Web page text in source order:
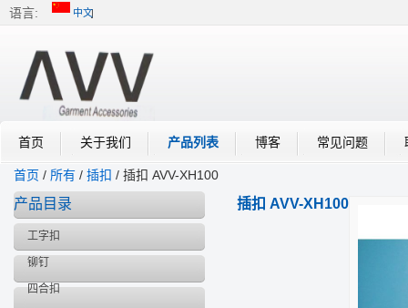
语言: 中文
首页 关于我们 产品列表 博客 常见问题
首页 / 所有 / 插扣 / 插扣 AVV-XH100
产品目录
工字扣
铆钉
四合扣
插扣 AVV-XH100